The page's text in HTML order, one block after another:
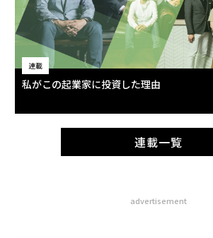
連載
私がこの起業家に投資した理由
連載一覧
advertisement